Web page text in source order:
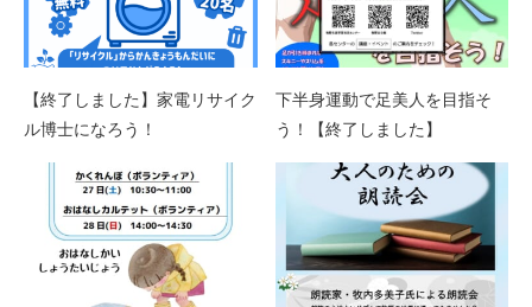
【終了しました】家電リサイク
ル博士になろう！
下半身運動で足美人を目指そ
う！【終了しました】